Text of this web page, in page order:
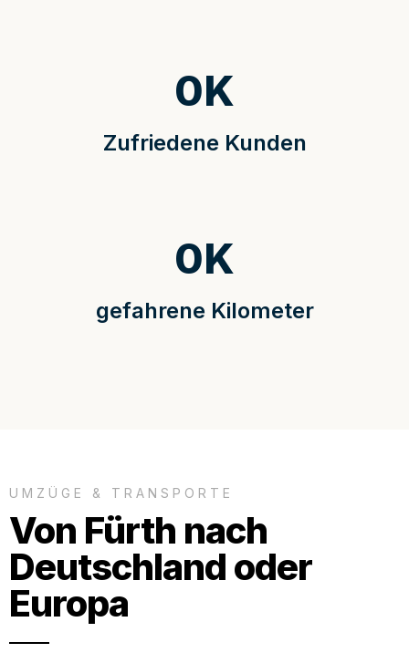
Zufriedene Kunden
0K
gefahrene Kilometer
0K
UMZÜGE & TRANSPORTE
Von Fürth nach
Deutschland oder
Europa